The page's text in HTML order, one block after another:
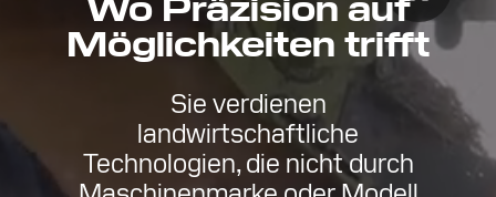
Möglichkeiten trifft
Sie verdienen
landwirtschaftliche
Technologien, die nicht durch